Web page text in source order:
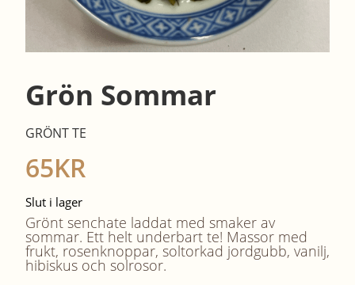
Grön Sommar
GRÖNT TE
65KR
Slut i lager
Grönt senchate laddat med smaker av
sommar. Ett helt underbart te! Massor med
frukt, rosenknoppar, soltorkad jordgubb, vanilj,
hibiskus och solrosor.